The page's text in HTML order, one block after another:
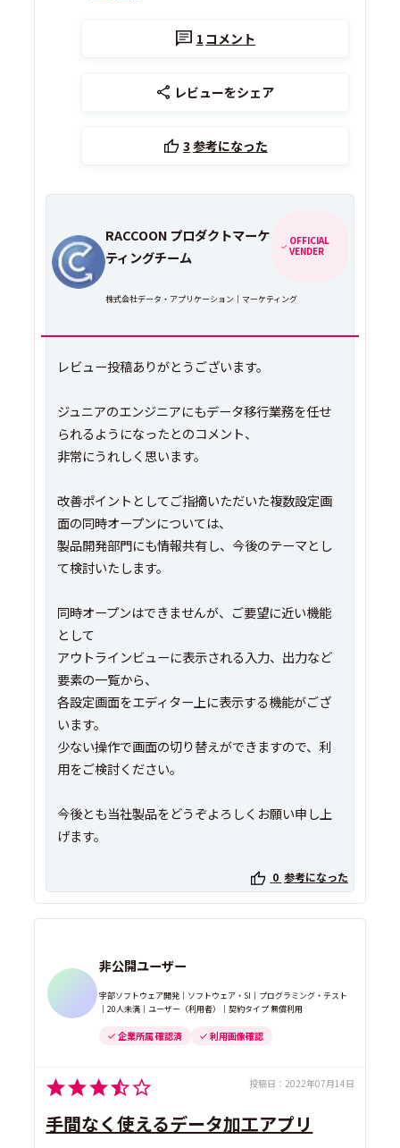
1 コメント
レビューをシェア
3 参考になった
RACCOON プロダクトマーケ
ティングチーム
OFFICIAL
VENDER
株式会社データ・アプリケーション｜マーケティング
レビュー投稿ありがとうございます。
ジュニアのエンジニアにもデータ移行業務を任せ
られるようになったとのコメント、
非常にうれしく思います。
改善ポイントとしてご指摘いただいた複数設定画
面の同時オープンについては、
製品開発部門にも情報共有し、今後のテーマとし
て検討いたします。
同時オープンはできませんが、ご要望に近い機能
として
アウトラインビューに表示される入力、出力など
要素の一覧から、
各設定画面をエディター上に表示する機能がござ
います。
少ない操作で画面の切り替えができますので、利
用をご検討ください。
今後とも当社製品をどうぞよろしくお願い申し上
0 参考になった
非公開ユーザー
宇部ソフトウェア開発｜ソフトウェア・SI｜プログラミング・テスト
｜20人未満｜ユーザー（利用者）｜契約タイプ 無償利用
企業所属 確認済 利用画像確認
投稿日： 2022年07月14日
手間なく使えるデータ加工アプリ